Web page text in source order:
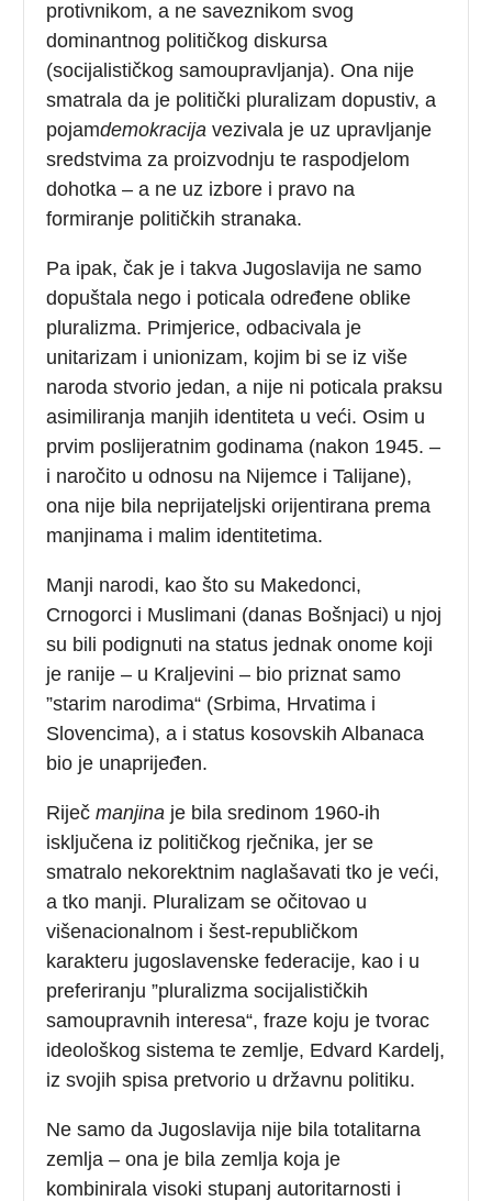
protivnikom, a ne saveznikom svog
dominantnog političkog diskursa
(socijalističkog samoupravljanja). Ona nije
smatrala da je politički pluralizam dopustiv, a
pojamdemokracija vezivala je uz upravljanje
sredstvima za proizvodnju te raspodjelom
dohotka – a ne uz izbore i pravo na
formiranje političkih stranaka.
Pa ipak, čak je i takva Jugoslavija ne samo
dopuštala nego i poticala određene oblike
pluralizma. Primjerice, odbacivala je
unitarizam i unionizam, kojim bi se iz više
naroda stvorio jedan, a nije ni poticala praksu
asimiliranja manjih identiteta u veći. Osim u
prvim poslijeratnim godinama (nakon 1945. –
i naročito u odnosu na Nijemce i Talijane),
ona nije bila neprijateljski orijentirana prema
manjinama i malim identitetima.
Manji narodi, kao što su Makedonci,
Crnogorci i Muslimani (danas Bošnjaci) u njoj
su bili podignuti na status jednak onome koji
je ranije – u Kraljevini – bio priznat samo
”starim narodima“ (Srbima, Hrvatima i
Slovencima), a i status kosovskih Albanaca
bio je unaprijeđen.
Riječmanjina je bila sredinom 1960-ih
isključena iz političkog rječnika, jer se
smatralo nekorektnim naglašavati tko je veći,
a tko manji. Pluralizam se očitovao u
višenacionalnom i šest-republičkom
karakteru jugoslavenske federacije, kao i u
preferiranju ”pluralizma socijalističkih
samoupravnih interesa“, fraze koju je tvorac
ideološkog sistema te zemlje, Edvard Kardelj,
iz svojih spisa pretvorio u državnu politiku.
Ne samo da Jugoslavija nije bila totalitarna
zemlja – ona je bila zemlja koja je
kombinirala visoki stupanj autoritarnosti i